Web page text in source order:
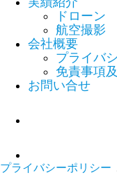
ドローン
航空撮影
会社概要
プライバ
免責事項
お問い合せ
プライバシーポリシー